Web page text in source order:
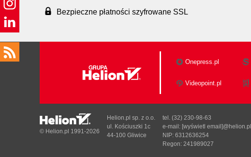
Bezpieczne płatności szyfrowane SSL
Onepress.pl
Videopoint.pl
© Helion.pl 1991-2026
Helion.pl sp. z o.o.
ul. Kościuszki 1c
44-100 Gliwice
tel. (32) 230-98-63
e-mail: [wyświetl email]@helion.pl
NIP: 6312636254
Regon: 241989027